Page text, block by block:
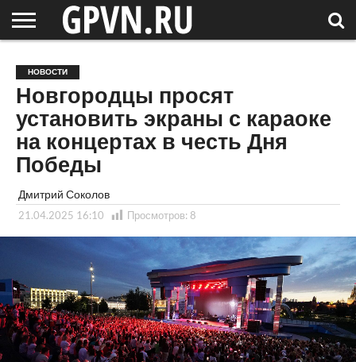
ОБЛАСТЬ
НОВОСТИ
СОСЕДЕЙ
РОССИЯ
/ МИР
СПЕЦПРОЕКТЫ
БЛОГ
СТАТЬИ
ФОТОРЕПОРТАЖИ
ИНТЕРВЬЮ
ОБЪЕКТЫ
ПОДБОРКИ
НОВОСТИ
Новгородцы просят
установить экраны с караоке
на концертах в честь Дня
Победы
Дмитрий Соколов
21.04.2025 16:10 Просмотров: 8